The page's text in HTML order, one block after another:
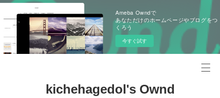
Ameba Owndで
あなただけのホームページやブログをつ
くろう
今すぐ試す
kichehagedol's Ownd